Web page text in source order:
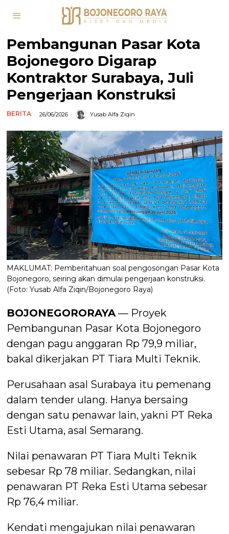
Pembangunan Pasar Kota
Bojonegoro Digarap
Kontraktor Surabaya, Juli
Pengerjaan Konstruksi
BERITA 26/06/2026 Yusab Alfa Ziqin
MAKLUMAT: Pemberitahuan soal pengosongan Pasar Kota
Bojonegoro, seiring akan dimulai pengerjaan konstruksi.
(Foto: Yusab Alfa Ziqin/Bojonegoro Raya)
BOJONEGORORAYA — Proyek
Pembangunan Pasar Kota Bojonegoro
dengan pagu anggaran Rp 79,9 miliar,
bakal dikerjakan PT Tiara Multi Teknik.
Perusahaan asal Surabaya itu pemenang
dalam tender ulang. Hanya bersaing
dengan satu penawar lain, yakni PT Reka
Esti Utama, asal Semarang.
Nilai penawaran PT Tiara Multi Teknik
sebesar Rp 78 miliar. Sedangkan, nilai
penawaran PT Reka Esti Utama sebesar
Rp 76,4 miliar.
Kendati mengajukan nilai penawaran